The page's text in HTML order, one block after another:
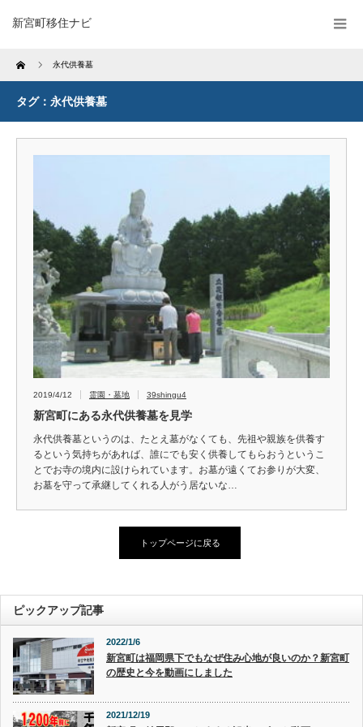
新宮町移住ナビ
Home 永代供養墓
タグ：永代供養墓
2019/4/12 霊園・墓地 39shingu4
新宮町にある永代供養墓を見学
永代供養墓というのは、たとえ墓がなくても、先祖や親族を供養す
るという気持ちがあれば、誰にでも安く供養してもらおうというこ
とでお寺の境内に設けられています。お墓が遠くてお参りが大変、
お墓を守って承継してくれる人がう居ないな…
トップページに戻る
ピックアップ記事
2022/1/6
新宮町は福岡県下でもなぜ住み心地が良いのか？新宮町
の歴史と今を動画にしました
2021/12/19